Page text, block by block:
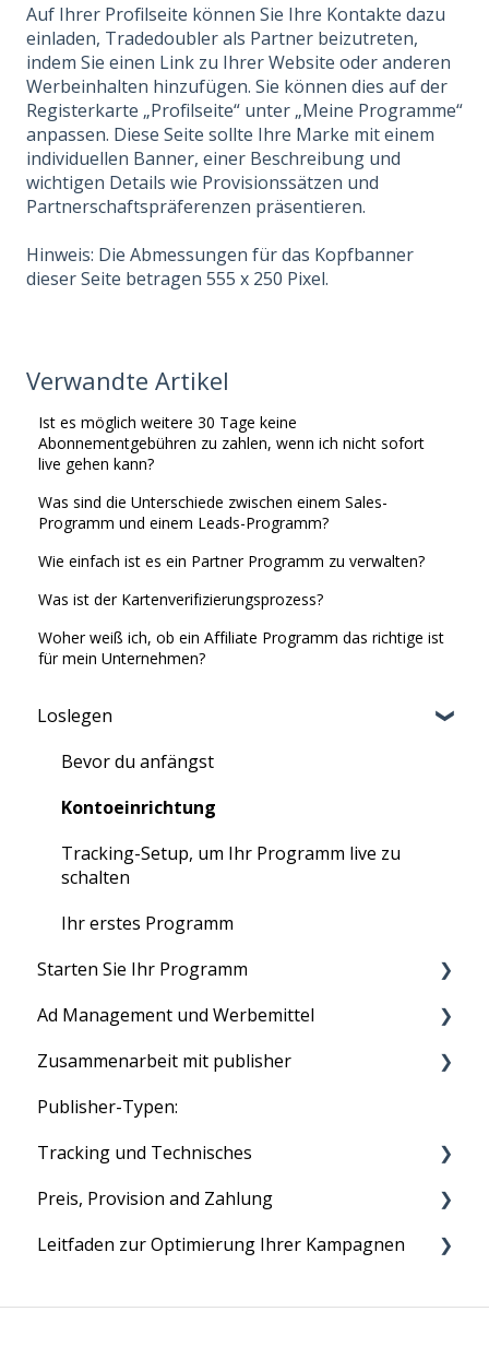
Auf Ihrer Profilseite können Sie Ihre Kontakte dazu
einladen, Tradedoubler als Partner beizutreten,
indem Sie einen Link zu Ihrer Website oder anderen
Werbeinhalten hinzufügen. Sie können dies auf der
Registerkarte „Profilseite“ unter „Meine Programme“
anpassen. Diese Seite sollte Ihre Marke mit einem
individuellen Banner, einer Beschreibung und
wichtigen Details wie Provisionssätzen und
Partnerschaftspräferenzen präsentieren.
Hinweis: Die Abmessungen für das Kopfbanner
dieser Seite betragen 555 x 250 Pixel.
Verwandte Artikel
Ist es möglich weitere 30 Tage keine
Abonnementgebühren zu zahlen, wenn ich nicht sofort
live gehen kann?
Was sind die Unterschiede zwischen einem Sales-
Programm und einem Leads-Programm?
Wie einfach ist es ein Partner Programm zu verwalten?
Was ist der Kartenverifizierungsprozess?
Woher weiß ich, ob ein Affiliate Programm das richtige ist
für mein Unternehmen?
Loslegen
Bevor du anfängst
Kontoeinrichtung
Tracking-Setup, um Ihr Programm live zu
schalten
Ihr erstes Programm
Starten Sie Ihr Programm
Ihr Programm ausführen
Ad Management und Werbemittel
Produkt Feeds
Text Links
Image Ads
Voucher und Discounts
HTML Ads
Zusammenarbeit mit publisher
Tradedoublers Netzwerk
Affiliate Rekrutierung
Publisher-Typen:
Tracking und Technisches
Statistiken
Cookies
Preis, Provision and Zahlung
Monatliche Gebühr
Leitfaden zur Optimierung Ihrer Kampagnen
Kampagne